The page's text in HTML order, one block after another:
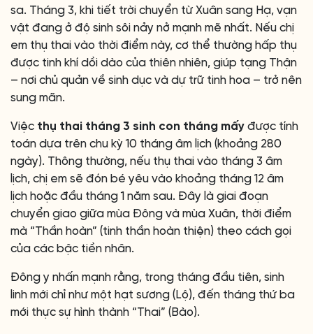
sa. Tháng 3, khi tiết trời chuyển từ Xuân sang Hạ, vạn
vật đang ở độ sinh sôi nảy nở mạnh mẽ nhất. Nếu chị
em thụ thai vào thời điểm này, cơ thể thường hấp thụ
được tinh khí dồi dào của thiên nhiên, giúp tạng Thận
– nơi chủ quản về sinh dục và dự trữ tinh hoa – trở nên
sung mãn.
Việc thụ thai tháng 3 sinh con tháng mấy được tính
toán dựa trên chu kỳ 10 tháng âm lịch (khoảng 280
ngày). Thông thường, nếu thụ thai vào tháng 3 âm
lịch, chị em sẽ đón bé yêu vào khoảng tháng 12 âm
lịch hoặc đầu tháng 1 năm sau. Đây là giai đoạn
chuyển giao giữa mùa Đông và mùa Xuân, thời điểm
mà “Thần hoàn” (tinh thần hoàn thiện) theo cách gọi
của các bậc tiền nhân.
Đông y nhấn mạnh rằng, trong tháng đầu tiên, sinh
linh mới chỉ như một hạt sương (Lộ), đến tháng thứ ba
mới thực sự hình thành “Thai” (Bào).